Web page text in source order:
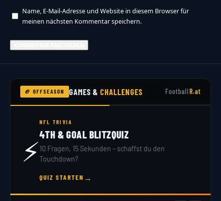
Name, E-Mail-Adresse und Website in diesem Browser für
meinen nächsten Kommentar speichern.
🏈 OFFSEASON GAMES &CHALLENGES FootballR.at
⚡
NFL TRIVIA
4TH & GOAL BLITZQUIZ
10 Fragen, 15 Sekunden – schaffst du den
Touchdown?
QUIZ STARTEN →